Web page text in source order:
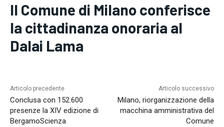
Il Comune di Milano conferisce
la cittadinanza onoraria al
Dalai Lama
Articolo precedente
Conclusa con 152.600
presenze la XIV edizione di
BergamoScienza
Articolo successivo
Milano, riorganizzazione della
macchina amministrativa del
Comune